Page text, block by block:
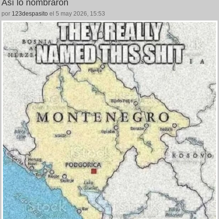
Así lo nombraron
por 123despasito el 5 may 2026, 15:53